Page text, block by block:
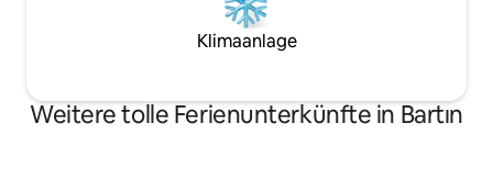
Klimaanlage
Weitere tolle Ferienunterkünfte in Bartın